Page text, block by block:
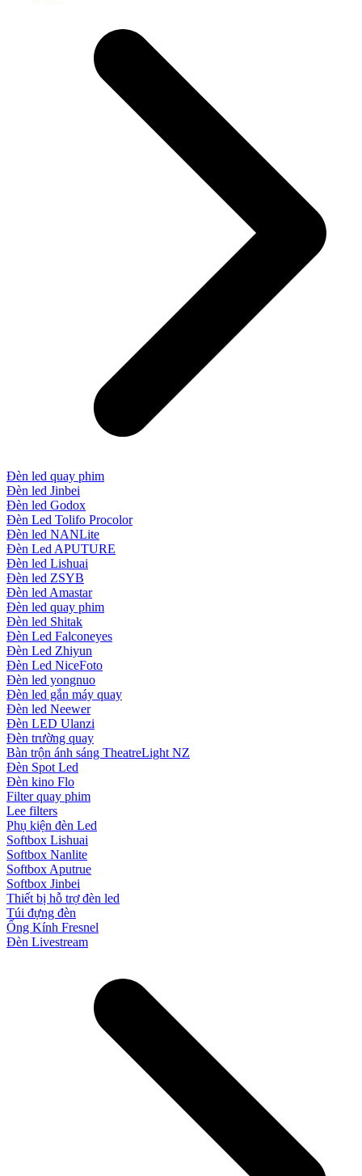
Đèn led quay phim
Đèn led Jinbei
Đèn led Godox
Đèn Led Tolifo Procolor
Đèn led NANLite
Đèn Led APUTURE
Đèn led Lishuai
Đèn led ZSYB
Đèn led Amastar
Đèn led quay phim
Đèn led Shitak
Đèn Led Falconeyes
Đèn Led Zhiyun
Đèn Led NiceFoto
Đèn led yongnuo
Đèn led gắn máy quay
Đèn led Neewer
Đèn LED Ulanzi
Đèn trường quay
Bàn trộn ánh sáng TheatreLight NZ
Đèn Spot Led
Đèn kino Flo
Filter quay phim
Lee filters
Phụ kiện đèn Led
Softbox Lishuai
Softbox Nanlite
Softbox Aputrue
Softbox Jinbei
Thiết bị hỗ trợ đèn led
Túi đựng đèn
Ống Kính Fresnel
Đèn Livestream